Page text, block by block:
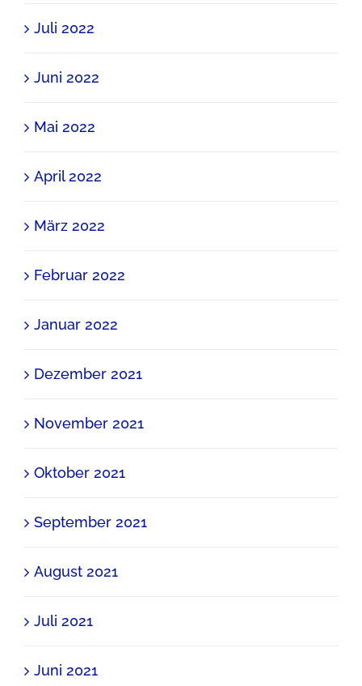
Juli 2022
Juni 2022
Mai 2022
April 2022
März 2022
Februar 2022
Januar 2022
Dezember 2021
November 2021
Oktober 2021
September 2021
August 2021
Juli 2021
Juni 2021